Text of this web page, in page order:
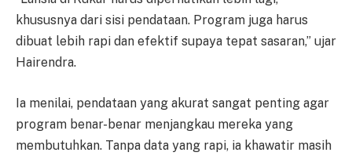
khususnya dari sisi pendataan. Program juga harus
dibuat lebih rapi dan efektif supaya tepat sasaran,” ujar
Hairendra.
Ia menilai, pendataan yang akurat sangat penting agar
program benar-benar menjangkau mereka yang
membutuhkan. Tanpa data yang rapi, ia khawatir masih